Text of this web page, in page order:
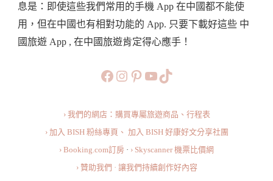
國
·
這
手
App
在
中
國
息是：即使這些我們常用的手機 App 在中國都不能使
用，但在中國也有相對功能的 App. 只要下載好這些 中
國旅遊 App , 在中國旅遊肯定得心應手！
https://www.facebook.com/
https://
https://
旅行美食小短片TikTok
› 我們的網店：購買專屬旅遊商品、行程表
› 加入 BISH 粉絲專頁、 加入 BISH 好康好文分享社團
› Booking.com訂房 · › Skyscanner 機票比價網
› 贊助我們 · 讓我們持續創作好內容